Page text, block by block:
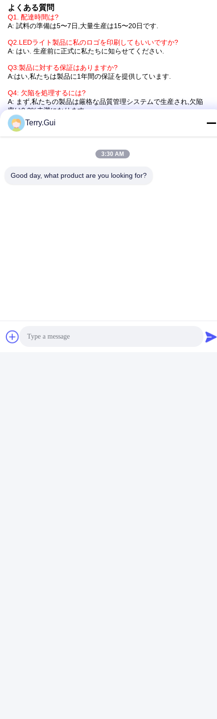
よくある質問
Q1. 配達時間は?
A: 試料の準備は5〜7日,大量生産は15〜20日です.
Q2.LEDライト製品に私のロゴを印刷してもいいですか?
A: はい. 生産前に正式に私たちに知らせてください.
Q3:製品に対する保証はありますか?
A:はい,私たちは製品に1年間の保証を提供しています.
Q4: 欠陥を処理するには?
A: まず,私たちの製品は厳格な品質管理システムで生産され,欠陥
率は0.2%未満になります.
保証期間中,新しいライトを少量で新注文で送ります.修理して再発
します. また,実際の状況に応じて再電話を含む解決策について話
で世界トップのメーカーとサプライヤーの一つです.我々は,専門的
Terry.Gui
3:30 AM
Good day, what product are you looking for?